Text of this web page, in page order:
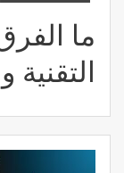
ما